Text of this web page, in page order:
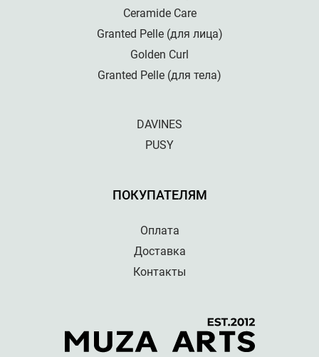
Ceramide Care
Granted Pelle (для лица)
Golden Curl
Granted Pelle (для тела)
DAVINES
PUSY
ПОКУПАТЕЛЯМ
Оплата
Доставка
Контакты